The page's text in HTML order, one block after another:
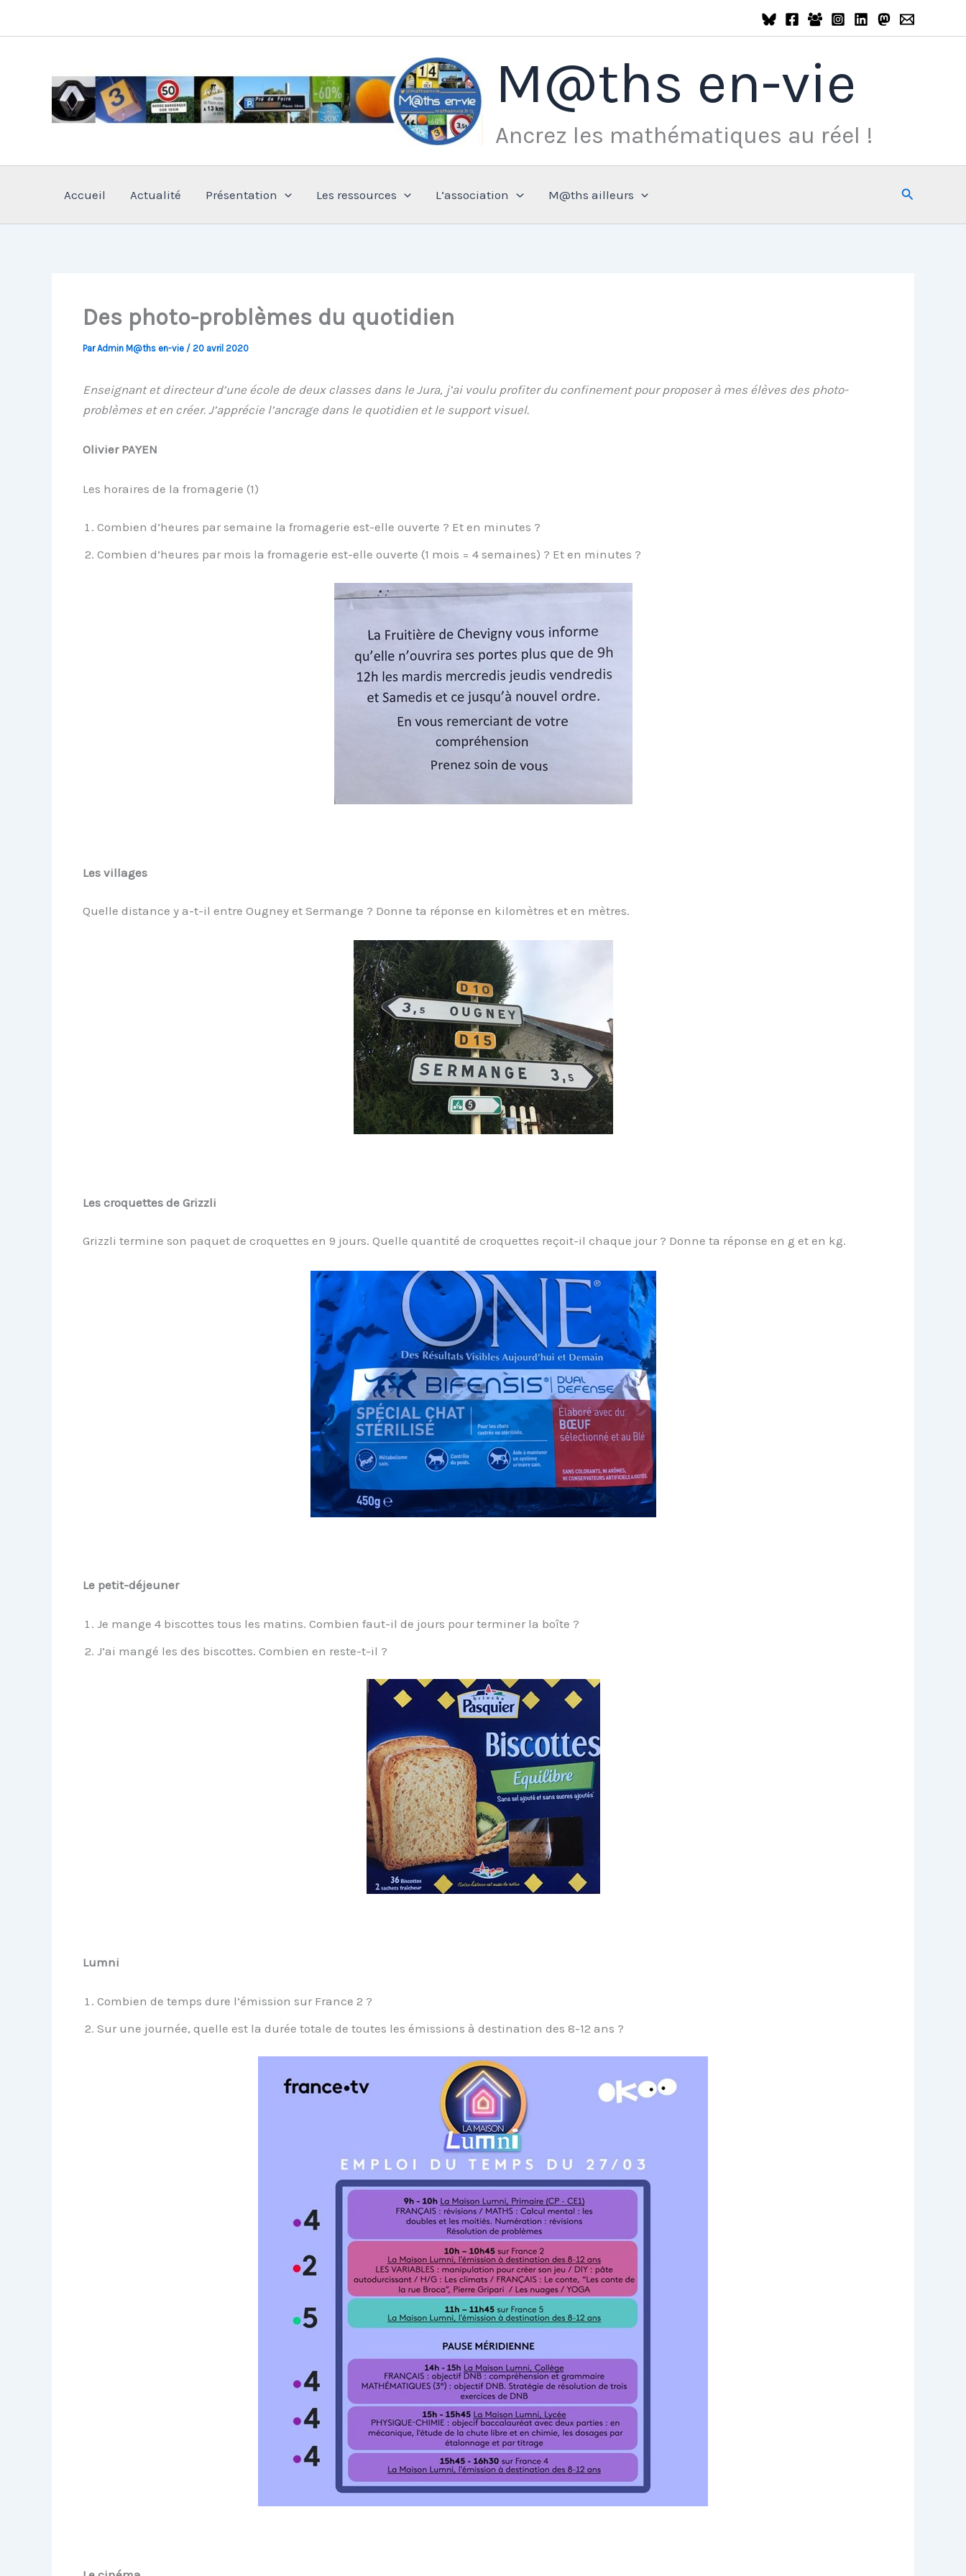
M@ths en-vie
Ancrez les mathématiques au réel !
Accueil Actualité Présentation Les ressources L’association M@ths ailleurs Rechercher
Des photo-problèmes du quotidien
ParAdmin M@ths en-vie / 20 avril 2020
Enseignant et directeur d’une école de deux classes dans le Jura, j’ai voulu profiter du confinement pour proposer à mes élèves des photo-
problèmes et en créer. J’apprécie l’ancrage dans le quotidien et le support visuel.
Olivier PAYEN
Les horaires de la fromagerie (1)
Combien d’heures par semaine la fromagerie est-elle ouverte ? Et en minutes ?
Combien d’heures par mois la fromagerie est-elle ouverte (1 mois = 4 semaines) ? Et en minutes ?
Les villages
Quelle distance y a-t-il entre Ougney et Sermange ? Donne ta réponse en kilomètres et en mètres.
Les croquettes de Grizzli
Grizzli termine son paquet de croquettes en 9 jours. Quelle quantité de croquettes reçoit-il chaque jour ? Donne ta réponse en g et en kg.
Le petit-déjeuner
Je mange 4 biscottes tous les matins. Combien faut-il de jours pour terminer la boîte ?
J’ai mangé les des biscottes. Combien en reste-t-il ?
Lumni
Combien de temps dure l’émission sur France 2 ?
Sur une journée, quelle est la durée totale de toutes les émissions à destination des 8-12 ans ?